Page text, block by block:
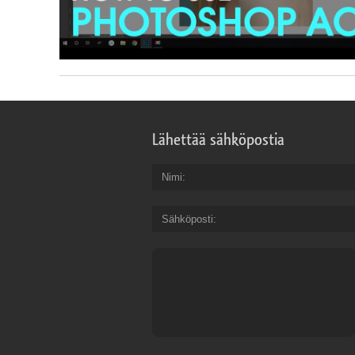
Lähettää sähköpostia
Nimi
Sähköposti